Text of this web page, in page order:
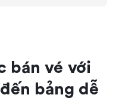
bán vé với
bảng dễ